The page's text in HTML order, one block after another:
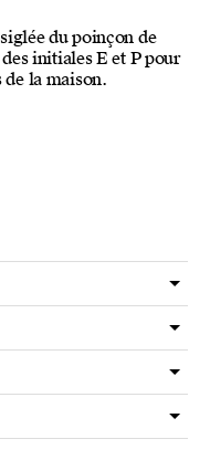
du poinçon de
initiales E et P pour
la maison.